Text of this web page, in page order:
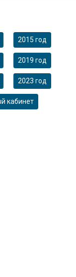
2015 год
2019 год
2023 год
кабинет